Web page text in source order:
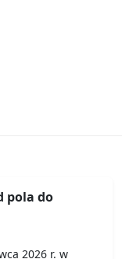
pola do
2026 r. w